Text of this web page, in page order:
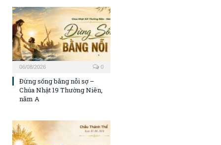
06/08/2026 0
Đừng sống bằng nỗi sợ –
Chúa Nhật 19 Thường Niên,
năm A